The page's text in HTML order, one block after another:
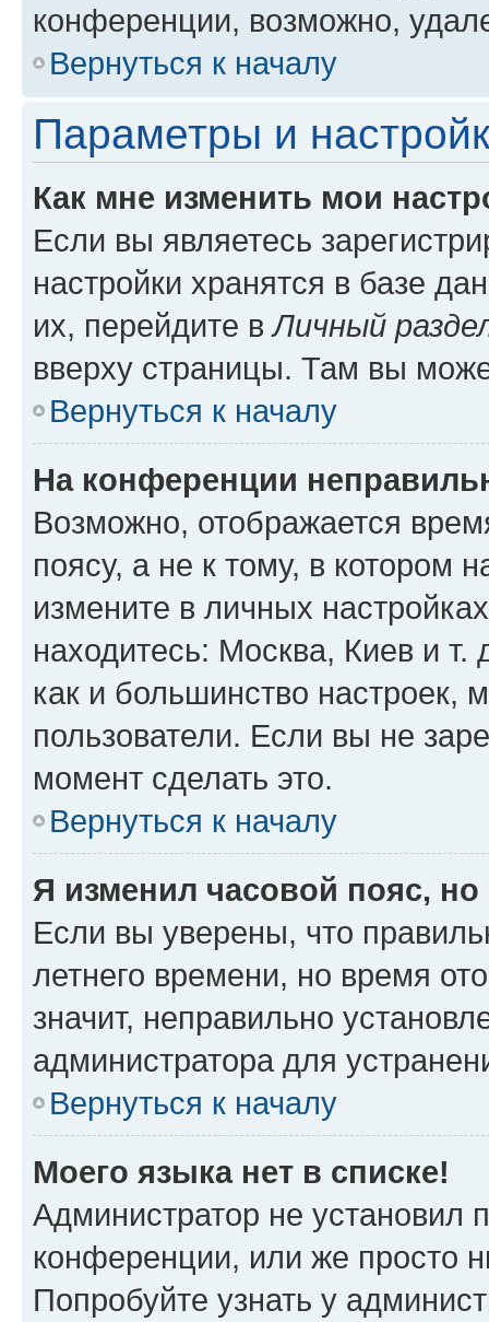
конференции, возможно,
Вернуться к началу
Параметры и
Как мне изменить мои
Если вы являетесь
настройки хранятся в базе
их, перейдите вЛичный
вверху страницы. Там вы
Вернуться к началу
На конференции
Возможно, отображается
поясу, а не к тому, в котором
измените в личных
находитесь: Москва, Киев и т.
как и большинство настроек,
пользователи. Если вы не
момент сделать это.
Вернуться к началу
Я изменил часовой пояс,
Если вы уверены, что
летнего времени, но время
значит, неправильно
администратора для
Вернуться к началу
Моего языка нет в списке!
Администратор не установил
конференции, или же просто
Попробуйте узнать у